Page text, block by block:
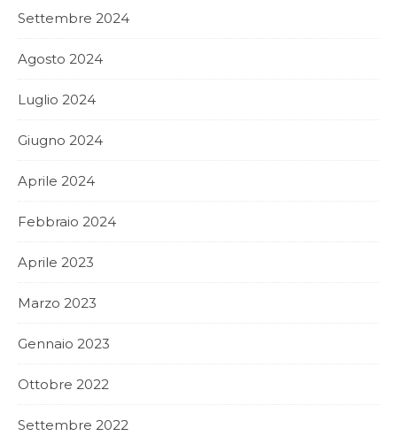
Settembre 2024
Agosto 2024
Luglio 2024
Giugno 2024
Aprile 2024
Febbraio 2024
Aprile 2023
Marzo 2023
Gennaio 2023
Ottobre 2022
Settembre 2022